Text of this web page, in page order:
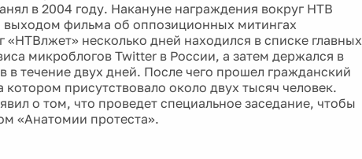
в 2004 году. Накануне награждения вокруг НТВ
выходом фильма об оппозиционных митингах
«НТВлжет» несколько дней находился в списке главных
микроблогов Twitter в России, а затем держался в
в течение двух дней. После чего прошел гражданский
присутствовало около двух тысяч человек.
о том, что проведет специальное заседание, чтобы
«Анатомии протеста».